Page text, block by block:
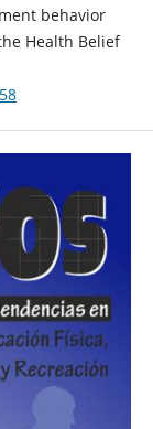
behavior
Health Belief